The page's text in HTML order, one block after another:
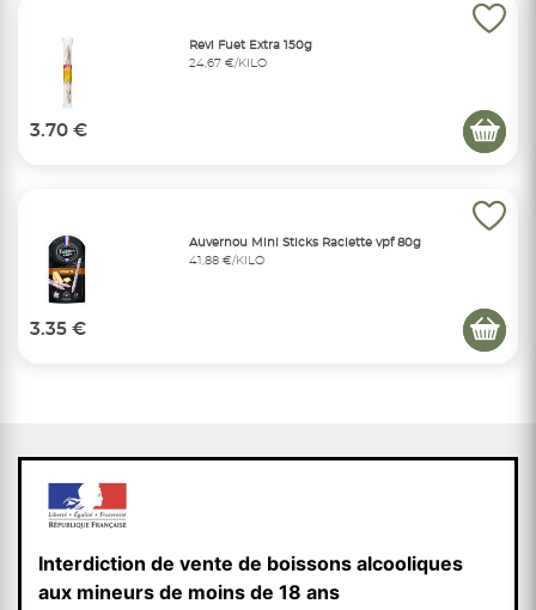
Revi Fuet Extra 150g
24,67 €/KILO
3.70 €
Auvernou Mini Sticks Raclette vpf 80g
41,88 €/KILO
3.35 €
Interdiction de vente de boissons alcooliques
aux mineurs de moins de 18 ans